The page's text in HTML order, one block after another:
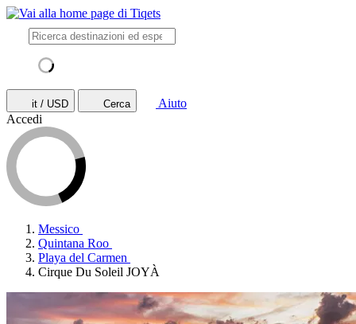
it / USD Cerca
Aiuto
Accedi
Messico
Quintana Roo
Playa del Carmen
Cirque Du Soleil JOYÀ